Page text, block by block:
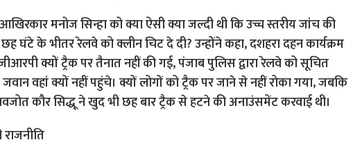
मनोज सिन्हा को क्या ऐसी क्या जल्दी थी कि उच्च स्तरीय जांच की
घंटे के भीतर रेलवे को क्लीन चिट दे दी? उन्होंने कहा, दशहरा दहन कार्यक्रम
क्यों ट्रैक पर तैनात नहीं की गई, पंजाब पुलिस द्वारा रेलवे को सूचित
वहां क्यों नहीं पहुंचे। क्यों लोगों को ट्रैक पर जाने से नहीं रोका गया, जबकि
कौर सिद्धू ने खुद भी छह बार ट्रैक से हटने की अनाउंसमेंट करवाई थी।